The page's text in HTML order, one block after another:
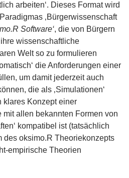
arbeiten‘. Dieses Format wird
‚Bürgerwissenschaft
Software‘, die von Bürgern
wissenschaftliche
Welt so zu formulieren
die Anforderungen einer
um damit jederzeit auch
die als ‚Simulationen‘
klares Konzept einer
mit allen bekannten Formen von
kompatibel ist (tatsächlich
des oksimo.R Theoriekonzepts
empirische Theorien